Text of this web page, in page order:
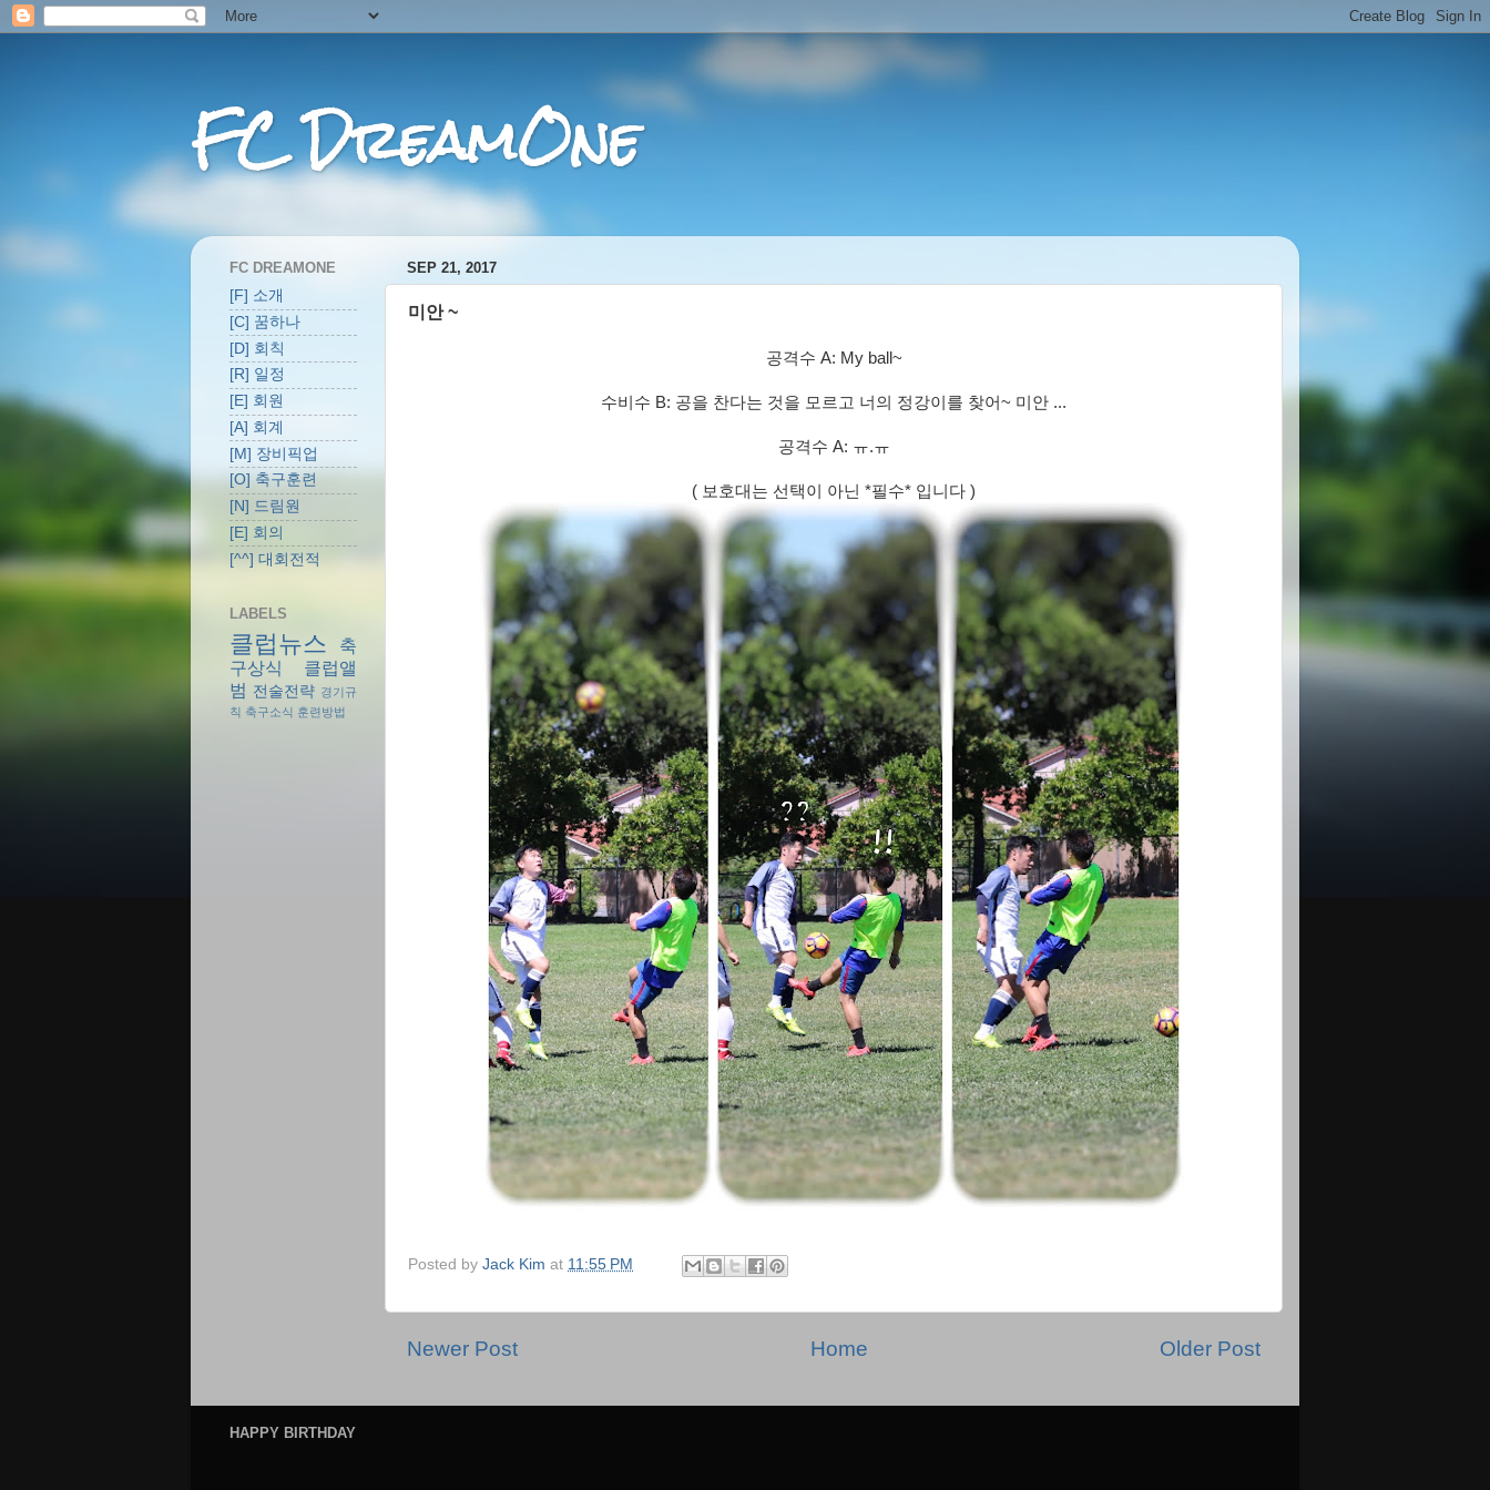
FC DreamOne
SEP 21, 2017
미안 ~
공격수 A: My ball~
수비수 B: 공을 찬다는 것을 모르고 너의 정강이를 찾어~ 미안 ...
공격수 A: ㅠ.ㅠ
( 보호대는 선택이 아닌 *필수* 입니다 )
Posted by Jack Kim at 11:55 PM
Newer Post Older Post
Home
FC DREAMONE
[F] 소개
[C] 꿈하나
[D] 회칙
[R] 일정
[E] 회원
[A] 회계
[M] 장비픽업
[O] 축구훈련
[N] 드림원
[E] 회의
[^^] 대회전적
LABELS
클럽뉴스
축
구상식
클럽앨
범 전술전략 경기규
칙 축구소식 훈련방법
HAPPY BIRTHDAY